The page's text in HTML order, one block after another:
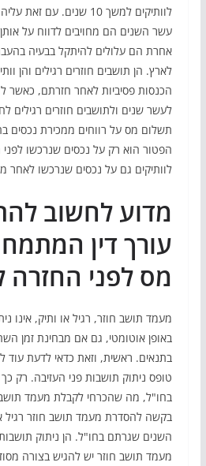
לוותיקים למשך 10 שנים.
עשר השנים הם מחויבים לדווח על
אחרת הם עלולים להיתקל בבעיה
לארץ. הן תושבים חוזרים רגילים והן
הכנסות פסיביות לאחר חזרתם, כאשר
לעשר שנים ולתושבים חוזרים רגילים
תשלום מס על רווחים ממכירת נכסים
הפטור הוא רק על נכסים שנרכשו לפני
לוותיקים גם על נכסים שנרכשו לאחר
מדוע לחשוב
עורך דין
מס לפני החזרה
מעמד תושב חוזר, רגיל או ותיק, אינו
באופן אוטומטי, גם אם מבחינת זמן
בתנאים. ראשית, וזאת כדאי לדעת עוד
טופס ניתוק תושבות פני העזיבה. רק
בחו"ל, מה שהכרחי לקבלת מעמד תושב
בקשה להסדרת מעמד תושב חוזר רגיל
השנים שגרתם בחו"ל. הן ניתוק
מעמד תושב חוזר יש להגיש בצורה